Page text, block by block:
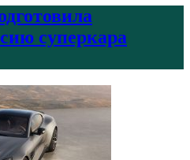
суперкара